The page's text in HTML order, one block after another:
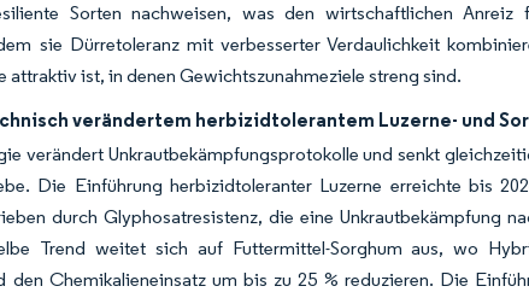
Sorten nachweisen, was den wirtschaftlichen
sie Dürretoleranz mit verbesserter Verdaulichkeit
attraktiv ist, in denen Gewichtszunahmeziele streng sind.
verändertem herbizidtolerantem Luzerne- und
verändert Unkrautbekämpfungsprotokolle und senkt
Die Einführung herbizidtoleranter Luzerne erreichte bis
durch Glyphosatresistenz, die eine Unkrautbekämpfung
Trend weitet sich auf Futtermittel-Sorghum aus, wo
den Chemikalieneinsatz um bis zu 25 % reduzieren. Die